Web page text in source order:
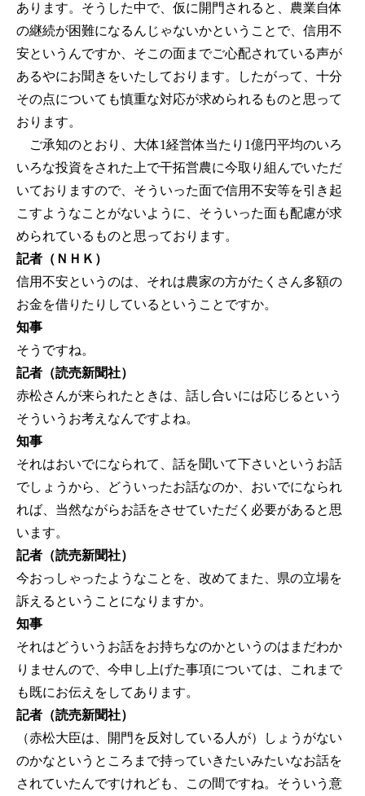
あります。そうした中で、仮に開門されると、農業自体
の継続が困難になるんじゃないかということで、信用不
安というんですか、そこの面までご心配されている声が
あるやにお聞きをいたしております。したがって、十分
その点についても慎重な対応が求められるものと思って
おります。
ご承知のとおり、大体1経営体当たり1億円平均のいろ
いろな投資をされた上で干拓営農に今取り組んでいただ
いておりますので、そういった面で信用不安等を引き起
こすようなことがないように、そういった面も配慮が求
められているものと思っております。
記者（ＮＨＫ）
信用不安というのは、それは農家の方がたくさん多額の
お金を借りたりしているということですか。
知事
そうですね。
記者（読売新聞社）
赤松さんが来られたときは、話し合いには応じるという
そういうお考えなんですよね。
知事
それはおいでになられて、話を聞いて下さいというお話
でしょうから、どういったお話なのか、おいでになられ
れば、当然ながらお話をさせていただく必要があると思
います。
記者（読売新聞社）
今おっしゃったようなことを、改めてまた、県の立場を
訴えるということになりますか。
知事
それはどういうお話をお持ちなのかというのはまだわか
りませんので、今申し上げた事項については、これまで
も既にお伝えをしてあります。
記者（読売新聞社）
（赤松大臣は、開門を反対している人が）しょうがない
のかなというところまで持っていきたいみたいなお話を
されていたんですけれども、この間ですね。そういう意